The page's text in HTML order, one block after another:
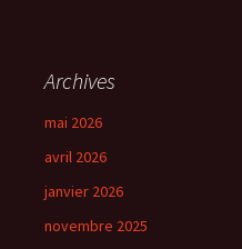
Archives
mai 2026
avril 2026
janvier 2026
novembre 2025